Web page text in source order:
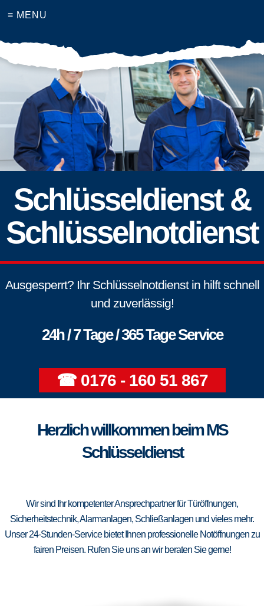
≡ MENU
Schlüsseldienst &
Schlüsselnotdienst
Ausgesperrt? Ihr Schlüsselnotdienst in hilft schnell
und zuverlässig!
24h / 7 Tage / 365 Tage Service
☎ 0176 - 160 51 867
Herzlich willkommen beim MS
Schlüsseldienst
Wir sind Ihr kompetenter Ansprechpartner für Türöffnungen,
Sicherheitstechnik, Alarmanlagen, Schließanlagen und vieles mehr.
Unser 24-Stunden-Service bietet Ihnen professionelle Notöffnungen zu
fairen Preisen. Rufen Sie uns an wir beraten Sie gerne!